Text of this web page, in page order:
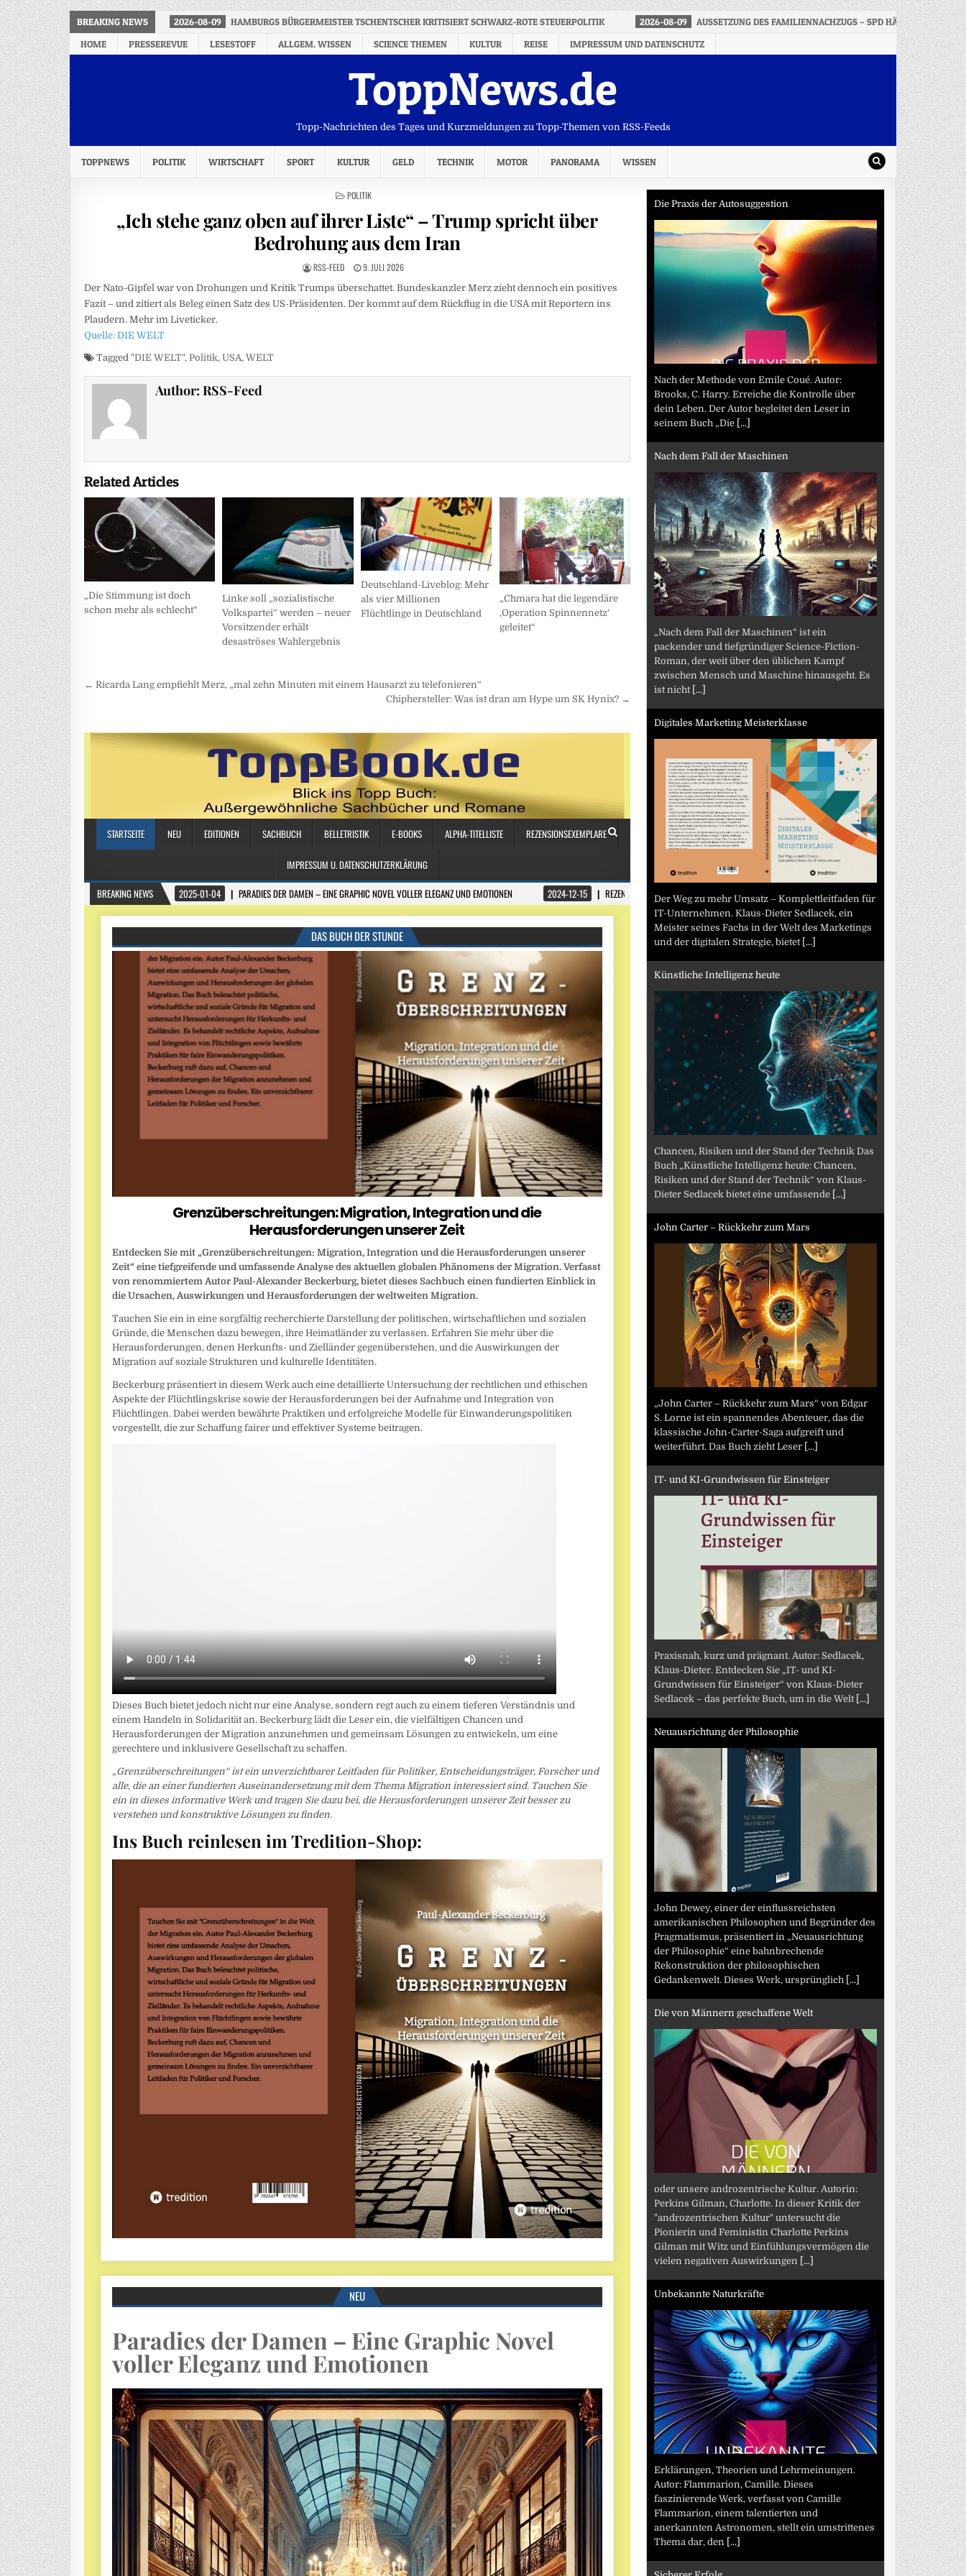
BREAKING NEWS 2026-08-09 HAMBURGS BÜRGERMEISTER TSCHENTSCHER KRITISIERT SCHWARZ-ROTE STEUERPOLITIK 2026-08-09
AUSSETZUNG DES FAMILIENNACHZUGS – SPD HÄLT
HOME
PRESSEREVUE LESESTOFF ALLGEM. WISSEN SCIENCE THEMEN KULTUR REISE IMPRESSUM UND DATENSCHUTZ
ToppNews.de
Topp-Nachrichten des Tages und Kurzmeldungen zu Topp-Themen von RSS-Feeds
TOPPNEWS POLITIK WIRTSCHAFT SPORT KULTUR GELD TECHNIK MOTOR PANORAMA WISSEN
POSTED
POLITIK
„Ich stehe ganz oben auf ihrer Liste“ – Trump spricht über
Bedrohung aus dem Iran
RSS-FEED 9. JULI 2026
Der Nato-Gipfel war von Drohungen und Kritik Trumps überschattet. Bundeskanzler Merz zieht dennoch ein positives
Fazit – und zitiert als Beleg einen Satz des US-Präsidenten. Der kommt auf dem Rückflug in die USA mit Reportern ins
Plaudern. Mehr im Liveticker.
Quelle: DIE WELT
Tagged "DIE WELT", Politik, USA, WELT
Author:RSS-Feed
Related Articles
„Die Stimmung ist doch
schon mehr als schlecht“
Linke soll „sozialistische
Volkspartei“ werden – neuer
Vorsitzender erhält
desaströses Wahlergebnis
Deutschland-Liveblog: Mehr
als vier Millionen
Flüchtlinge in Deutschland
„Chmara hat die legendäre
‚Operation Spinnennetz‘
geleitet“
Beitragsnavigation
← Ricarda Lang empfiehlt Merz, „mal zehn Minuten mit einem Hausarzt zu telefonieren“
Chiphersteller: Was ist dran am Hype um SK Hynix? →
Die Praxis der Autosuggestion
Nach der Methode von Emile Coué. Autor:
Brooks, C. Harry. Erreiche die Kontrolle über
dein Leben. Der Autor begleitet den Leser in
seinem Buch „Die [...]
Nach dem Fall der Maschinen
„Nach dem Fall der Maschinen“ ist ein
packender und tiefgründiger Science-Fiction-
Roman, der weit über den üblichen Kampf
zwischen Mensch und Maschine hinausgeht. Es
ist nicht [...]
Digitales Marketing Meisterklasse
Der Weg zu mehr Umsatz – Komplettleitfaden für
IT-Unternehmen. Klaus-Dieter Sedlacek, ein
Meister seines Fachs in der Welt des Marketings
und der digitalen Strategie, bietet [...]
Künstliche Intelligenz heute
Chancen, Risiken und der Stand der Technik Das
Buch „Künstliche Intelligenz heute: Chancen,
Risiken und der Stand der Technik“ von Klaus-
Dieter Sedlacek bietet eine umfassende [...]
John Carter – Rückkehr zum Mars
„John Carter – Rückkehr zum Mars“ von Edgar
S. Lorne ist ein spannendes Abenteuer, das die
klassische John-Carter-Saga aufgreift und
weiterführt. Das Buch zieht Leser [...]
IT- und KI-Grundwissen für Einsteiger
Praxisnah, kurz und prägnant. Autor: Sedlacek,
Klaus-Dieter. Entdecken Sie „IT- und KI-
Grundwissen für Einsteiger“ von Klaus-Dieter
Sedlacek – das perfekte Buch, um in die Welt [...]
Neuausrichtung der Philosophie
John Dewey, einer der einflussreichsten
amerikanischen Philosophen und Begründer des
Pragmatismus, präsentiert in „Neuausrichtung
der Philosophie“ eine bahnbrechende
Rekonstruktion der philosophischen
Gedankenwelt. Dieses Werk, ursprünglich [...]
Die von Männern geschaffene Welt
oder unsere androzentrische Kultur. Autorin:
Perkins Gilman, Charlotte. In dieser Kritik der
"androzentrischen Kultur" untersucht die
Pionierin und Feministin Charlotte Perkins
Gilman mit Witz und Einfühlungsvermögen die
vielen negativen Auswirkungen [...]
Unbekannte Naturkräfte
Erklärungen, Theorien und Lehrmeinungen.
Autor: Flammarion, Camille. Dieses
faszinierende Werk, verfasst von Camille
Flammarion, einem talentierten und
anerkannten Astronomen, stellt ein umstrittenes
Thema dar, den [...]